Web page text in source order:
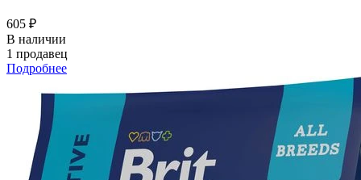
605 ₽
В наличии
1 продавец
Подробнее